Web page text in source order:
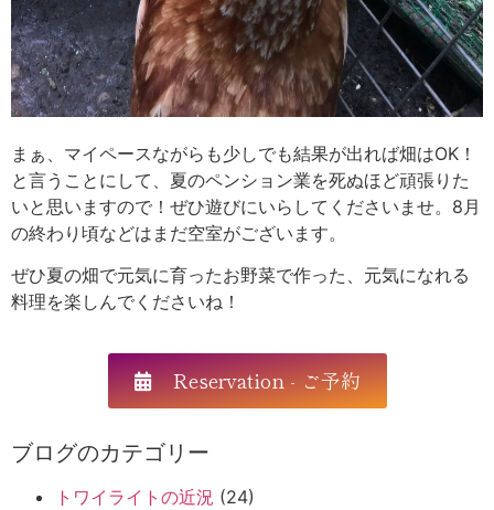
まぁ、マイペースながらも少しでも結果が出れば畑はOK！
と言うことにして、夏のペンション業を死ぬほど頑張りた
いと思いますので！ぜひ遊びにいらしてくださいませ。8月
の終わり頃などはまだ空室がございます。
ぜひ夏の畑で元気に育ったお野菜で作った、元気になれる
料理を楽しんでくださいね！
Reservation - ご予約
ブログのカテゴリー
トワイライトの近況 (24)